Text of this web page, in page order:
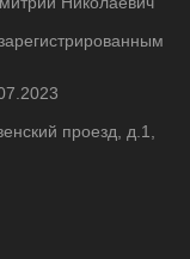
проезд, д.1,